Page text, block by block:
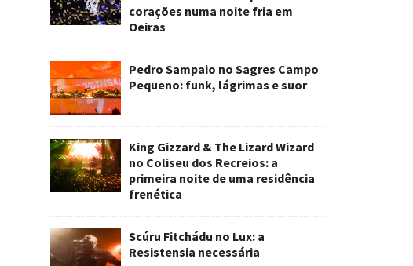
corações numa noite fria em
Oeiras
Pedro Sampaio no Sagres Campo
Pequeno: funk, lágrimas e suor
King Gizzard & The Lizard Wizard
no Coliseu dos Recreios: a
primeira noite de uma residência
frenética
Scúru Fitchádu no Lux: a
Resistensia necessária